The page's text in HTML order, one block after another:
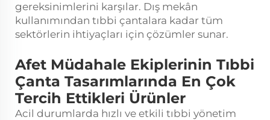
gereksinimlerini karşılar. Dış mekân
kullanımından tıbbi çantalara kadar tüm
sektörlerin ihtiyaçları için çözümler sunar.
Afet Müdahale Ekiplerinin Tıbbi
Çanta Tasarımlarında En Çok
Tercih Ettikleri Ürünler
Acil durumlarda hızlı ve etkili tıbbi yönetim